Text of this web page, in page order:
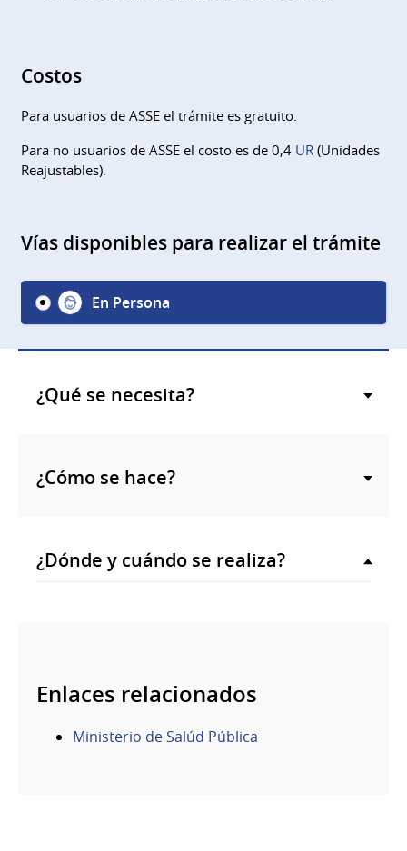
Costos
Para usuarios de ASSE el trámite es gratuito.
Para no usuarios de ASSE el costo es de 0,4 UR(Unidades
Reajustables).
Vías disponibles para realizar el trámite
En Persona
¿Qué se necesita?
¿Cómo se hace?
¿Dónde y cuándo se realiza?
Enlaces relacionados
Ministerio de Salúd Pública